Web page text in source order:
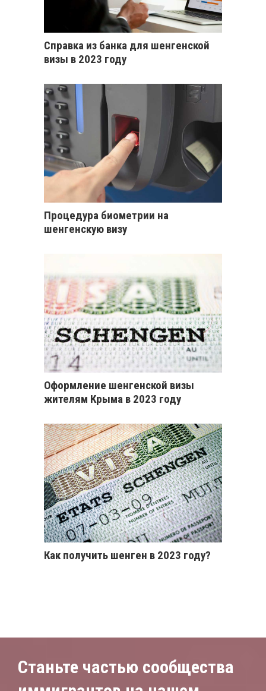
Справка из банка для шенгенской
визы в 2023 году
Процедура биометрии на
шенгенскую визу
Оформление шенгенской визы
жителям Крыма в 2023 году
Как получить шенген в 2023 году?
Станьте частью сообщества